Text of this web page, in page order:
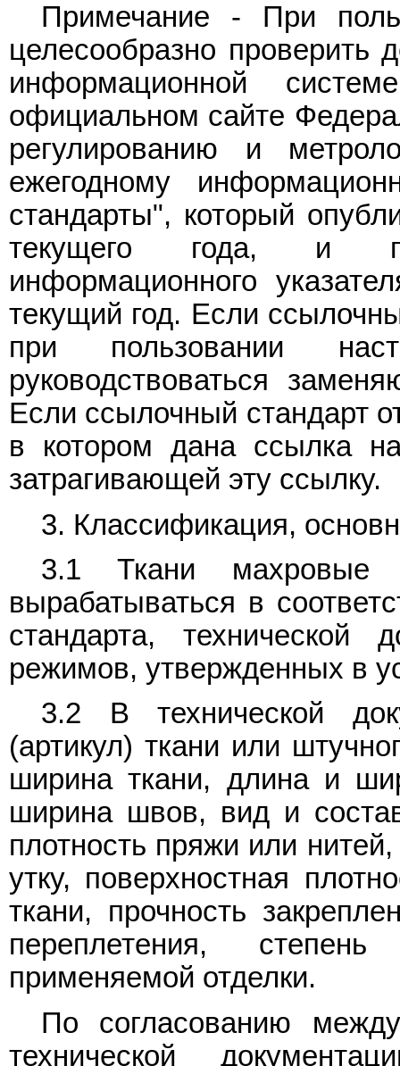
Примечание - При
целесообразно проверить
информационной
официальном сайте
регулированию и
ежегодному
стандарты", который
текущего года, и
информационного
текущий год. Если
при пользовании
руководствоваться
Если ссылочный стандарт
в котором дана ссылка
затрагивающей эту ссылку.
3. Классификация,
3.1 Ткани
вырабатываться в
стандарта, технической
режимов, утвержденных в
3.2 В технической
(артикул) ткани или
ширина ткани, длина и
ширина швов, вид и
плотность пряжи или
утку, поверхностная
ткани, прочность
переплетения,
применяемой отделки.
По согласованию
технической